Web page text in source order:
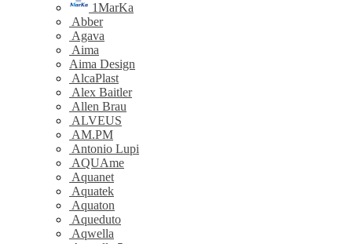
1MarKa
Abber
Agava
Aima
Aima Design
AlcaPlast
Alex Baitler
Allen Brau
ALVEUS
AM.PM
Antonio Lupi
AQUAme
Aquanet
Aquatek
Aquaton
Aqueduto
Aqwella